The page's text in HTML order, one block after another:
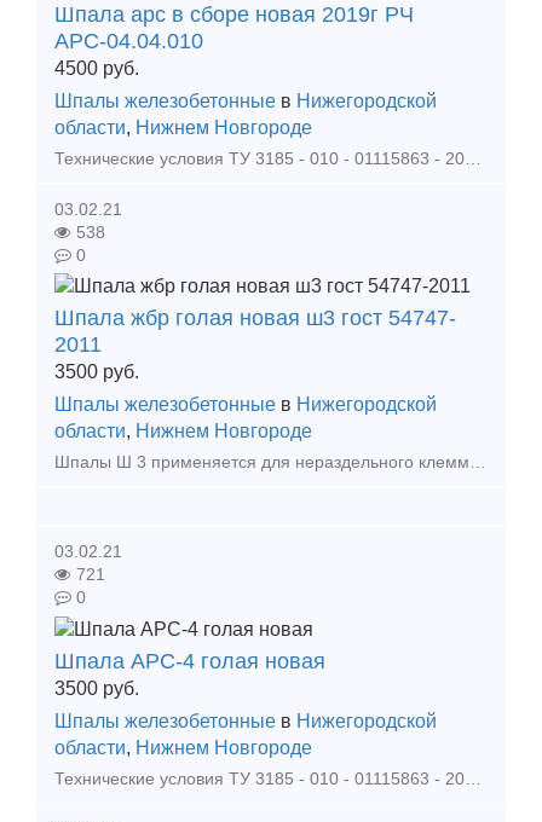
Шпала арс в сборе новая 2019г РЧ
АРС-04.04.010
4500 руб.
Шпалы железобетонные в Нижегородской
области, Нижнем Новгороде
03.02.21
538
0
Шпала жбр голая новая ш3 гост 54747-
2011
3500 руб.
Шпалы железобетонные в Нижегородской
области, Нижнем Новгороде
Шпалы Ш 3 применяется для нераздельного клеммно-болт
03.02.21
721
0
Шпала АРС-4 голая новая
3500 руб.
Шпалы железобетонные в Нижегородской
области, Нижнем Новгороде
Технические условия ТУ 3185 - 010 - 01115863 - 2004 Настоящие технические условия распространяются на шпалу железобетонную анкерн